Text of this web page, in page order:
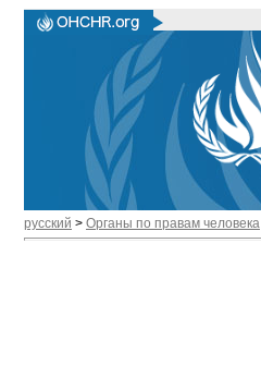
русский > Органы по правам человека